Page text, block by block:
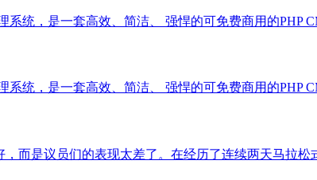
统，是一套高效、简洁、 强悍的可免费商用的PHP
统，是一套高效、简洁、 强悍的可免费商用的PHP
而是议员们的表现太差了。在经历了连续两天马拉松